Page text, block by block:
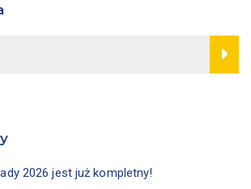
2026 jest już kompletny!